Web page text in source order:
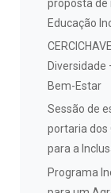
proposta de
Educação
Diversidade
Bem-Estar
Sessão de
portaria dos
para a
Programa